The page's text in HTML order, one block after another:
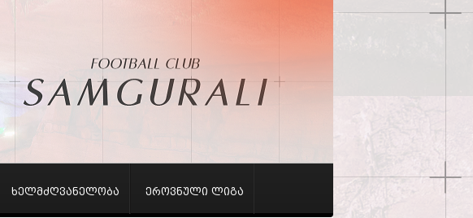
ხელმძღვანელობა ეროვნული ლიგა